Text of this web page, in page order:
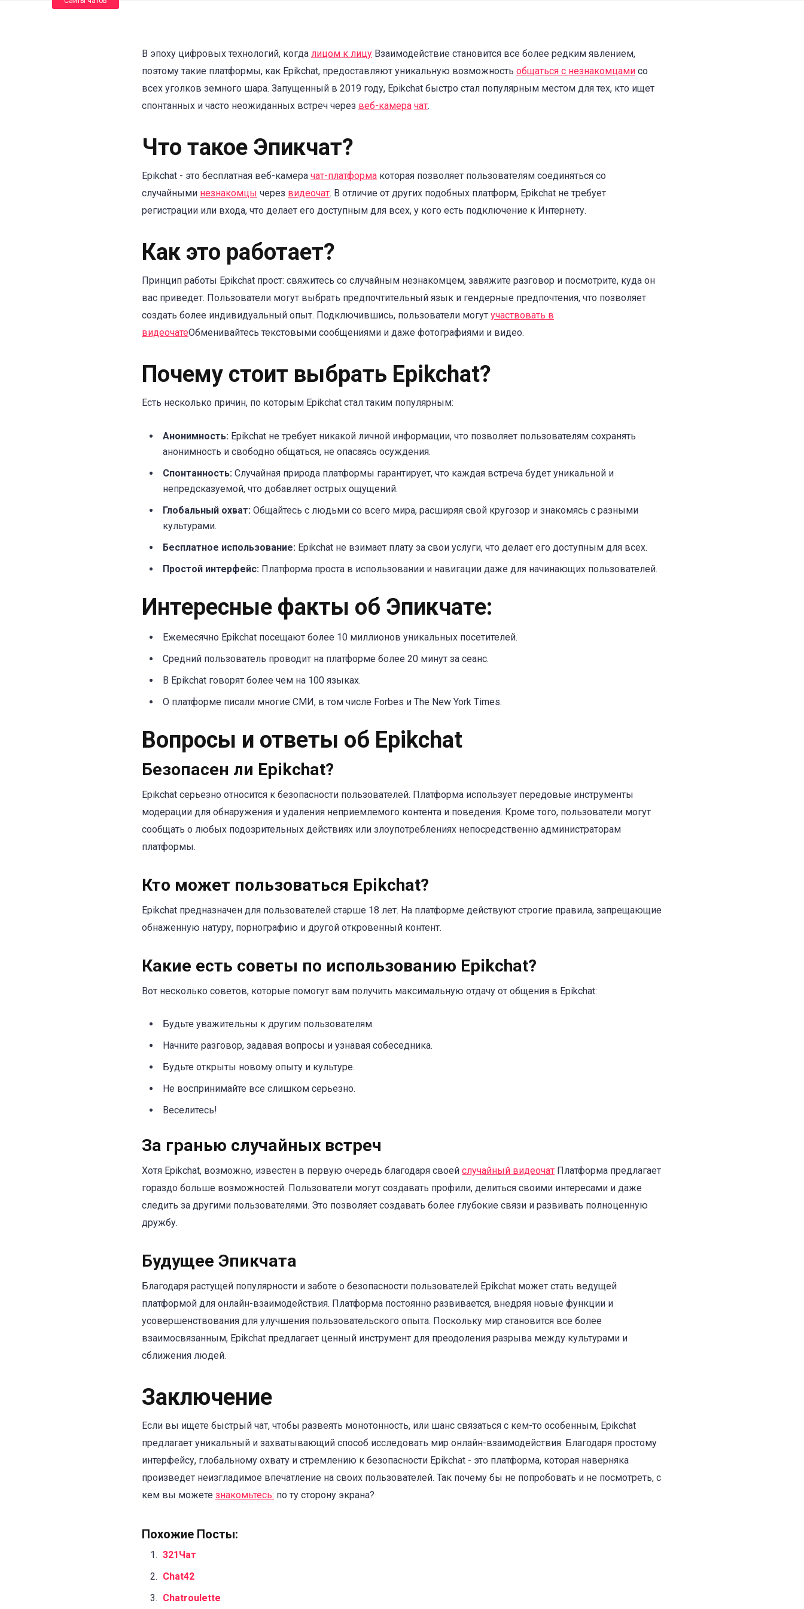
В эпоху цифровых технологий, когда лицом к лицу Взаимодействие становится все более редким явлением,
поэтому такие платформы, как Epikchat, предоставляют уникальную возможность общаться с незнакомцами со
всех уголков земного шара. Запущенный в 2019 году, Epikchat быстро стал популярным местом для тех, кто ищет
спонтанных и часто неожиданных встреч через веб-камера чат.
Что такое Эпикчат?
Epikchat - это бесплатная веб-камера чат-платформа которая позволяет пользователям соединяться со
случайными незнакомцы через видеочат. В отличие от других подобных платформ, Epikchat не требует
регистрации или входа, что делает его доступным для всех, у кого есть подключение к Интернету.
Как это работает?
Принцип работы Epikchat прост: свяжитесь со случайным незнакомцем, завяжите разговор и посмотрите, куда он
вас приведет. Пользователи могут выбрать предпочтительный язык и гендерные предпочтения, что позволяет
создать более индивидуальный опыт. Подключившись, пользователи могут участвовать в
видеочатеОбменивайтесь текстовыми сообщениями и даже фотографиями и видео.
Почему стоит выбрать Epikchat?
Есть несколько причин, по которым Epikchat стал таким популярным:
Анонимность: Epikchat не требует никакой личной информации, что позволяет пользователям сохранять
анонимность и свободно общаться, не опасаясь осуждения.
Спонтанность: Случайная природа платформы гарантирует, что каждая встреча будет уникальной и
непредсказуемой, что добавляет острых ощущений.
Глобальный охват: Общайтесь с людьми со всего мира, расширяя свой кругозор и знакомясь с разными
культурами.
Бесплатное использование: Epikchat не взимает плату за свои услуги, что делает его доступным для всех.
Простой интерфейс: Платформа проста в использовании и навигации даже для начинающих пользователей.
Интересные факты об Эпикчате:
Ежемесячно Epikchat посещают более 10 миллионов уникальных посетителей.
Средний пользователь проводит на платформе более 20 минут за сеанс.
В Epikchat говорят более чем на 100 языках.
О платформе писали многие СМИ, в том числе Forbes и The New York Times.
Вопросы и ответы об Epikchat
Безопасен ли Epikchat?
Epikchat серьезно относится к безопасности пользователей. Платформа использует передовые инструменты
модерации для обнаружения и удаления неприемлемого контента и поведения. Кроме того, пользователи могут
сообщать о любых подозрительных действиях или злоупотреблениях непосредственно администраторам
платформы.
Кто может пользоваться Epikchat?
Epikchat предназначен для пользователей старше 18 лет. На платформе действуют строгие правила, запрещающие
обнаженную натуру, порнографию и другой откровенный контент.
Какие есть советы по использованию Epikchat?
Вот несколько советов, которые помогут вам получить максимальную отдачу от общения в Epikchat:
Будьте уважительны к другим пользователям.
Начните разговор, задавая вопросы и узнавая собеседника.
Будьте открыты новому опыту и культуре.
Не воспринимайте все слишком серьезно.
Веселитесь!
За гранью случайных встреч
Хотя Epikchat, возможно, известен в первую очередь благодаря своей случайный видеочат Платформа предлагает
гораздо больше возможностей. Пользователи могут создавать профили, делиться своими интересами и даже
следить за другими пользователями. Это позволяет создавать более глубокие связи и развивать полноценную
дружбу.
Будущее Эпикчата
Благодаря растущей популярности и заботе о безопасности пользователей Epikchat может стать ведущей
платформой для онлайн-взаимодействия. Платформа постоянно развивается, внедряя новые функции и
усовершенствования для улучшения пользовательского опыта. Поскольку мир становится все более
взаимосвязанным, Epikchat предлагает ценный инструмент для преодоления разрыва между культурами и
сближения людей.
Заключение
Если вы ищете быстрый чат, чтобы развеять монотонность, или шанс связаться с кем-то особенным, Epikchat
предлагает уникальный и захватывающий способ исследовать мир онлайн-взаимодействия. Благодаря простому
интерфейсу, глобальному охвату и стремлению к безопасности Epikchat - это платформа, которая наверняка
произведет неизгладимое впечатление на своих пользователей. Так почему бы не попробовать и не посмотреть, с
кем вы можете знакомьтесь: по ту сторону экрана?
Похожие Посты:
321Чат
Chat42
Chatroulette